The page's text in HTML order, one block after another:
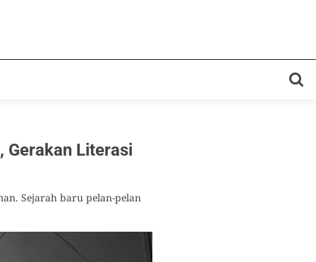
Gerakan Literasi
Sejarah baru pelan-pelan